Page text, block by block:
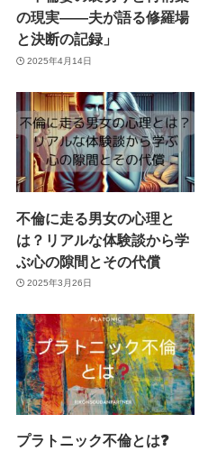
の現実――夫が語る修羅場
と決断の記録」
2025年4月14日
不倫に走る男女の心理と
は？リアルな体験談から学
ぶ心の隙間とその代償
2025年3月26日
プラトニック不倫とは❓